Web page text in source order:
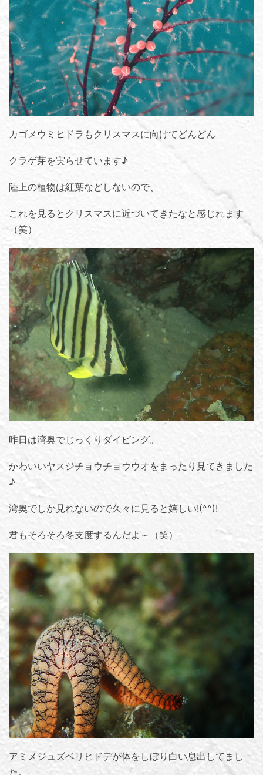
カゴメウミヒドラもクリスマスに向けてどんどん
クラゲ芽を実らせています♪
陸上の植物は紅葉などしないので、
これを見るとクリスマスに近づいてきたなと感じれます
（笑）
昨日は湾奥でじっくりダイビング。
かわいいヤスジチョウチョウウオをまったり見てきました
♪
湾奥でしか見れないので久々に見ると嬉しい!(^^)!
君もそろそろ冬支度するんだよ～（笑）
アミメジュズベリヒドデが体をしぼり白い息出してまし
た。